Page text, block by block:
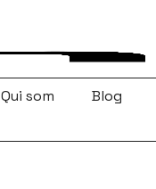
Qui som
Blog